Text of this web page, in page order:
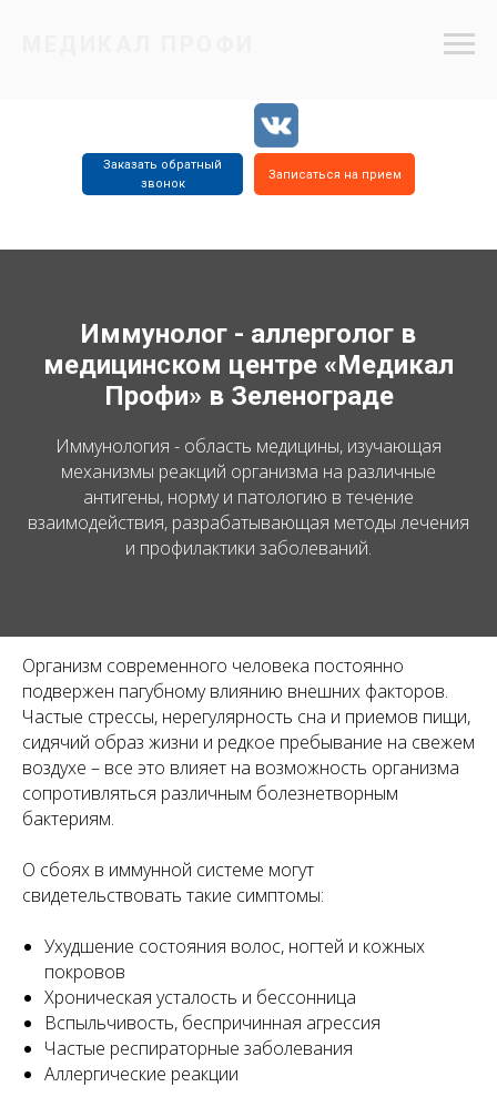
Записаться на прием
Заказать обратный
звонок
4715
2805
5515
Иммунолог - аллерголог в
медицинском центре «Медикал
Профи» в Зеленограде
Иммунология - область медицины, изучающая
механизмы реакций организма на различные
антигены, норму и патологию в течение
взаимодействия, разрабатывающая методы лечения
и профилактики заболеваний.
Организм современного человека постоянно
подвержен пагубному влиянию внешних факторов.
Частые стрессы, нерегулярность сна и приемов пищи,
сидячий образ жизни и редкое пребывание на свежем
воздухе – все это влияет на возможность организма
сопротивляться различным болезнетворным
бактериям.
О сбоях в иммунной системе могут
свидетельствовать такие симптомы:
Ухудшение состояния волос, ногтей и кожных
покровов
Хроническая усталость и бессонница
Вспыльчивость, беспричинная агрессия
Частые респираторные заболевания
Аллергические реакции